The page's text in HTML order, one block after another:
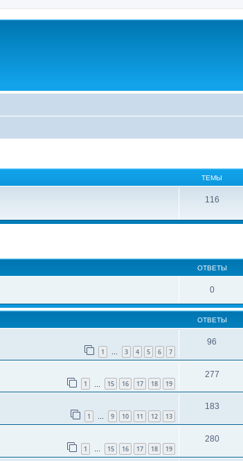
ТЕМЫ
116
ОТВЕТЫ
0
ОТВЕТЫ
1 … 3 4 5 6 7
96
1 15 16 17 18 19
277
1 … 9 10 11 12 13
183
1 … 15 16 17 18 19
280